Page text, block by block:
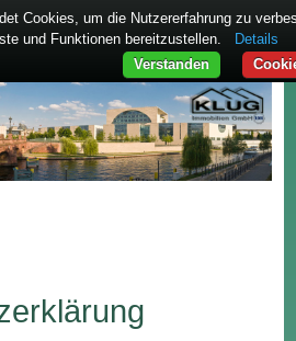
Cookies, um die Nutzererfahrung zu
und Funktionen bereitzustellen.
Details
Verstanden